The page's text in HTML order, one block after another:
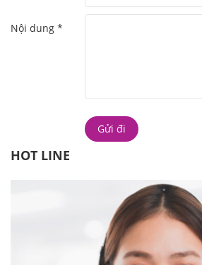
Nội dung *
HOT LINE